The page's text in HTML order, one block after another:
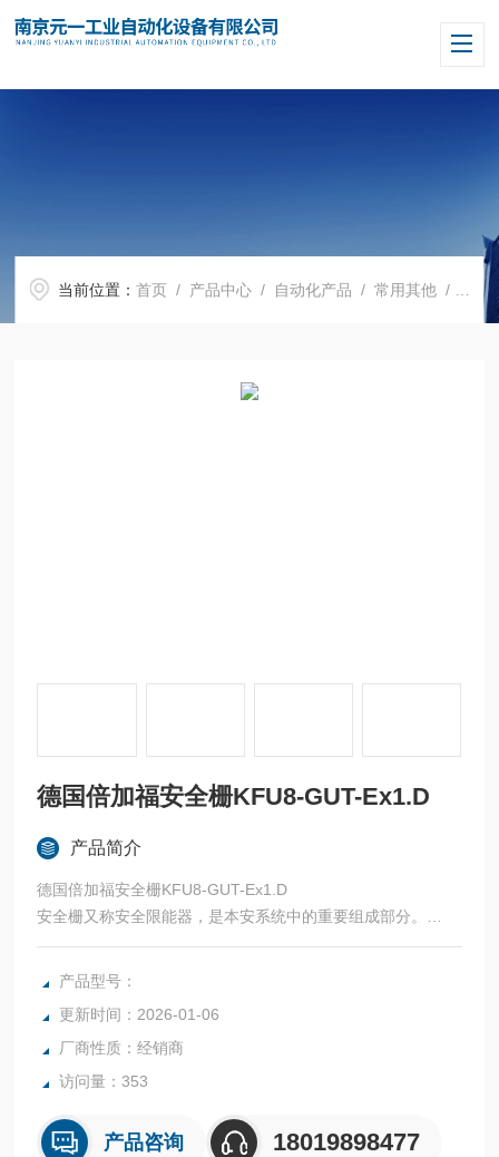
当前位置：首页 / 产品中心 / 自动化产品 /常用其他 / 德国倍加福安全栅KFU8-GUT-Ex1.D
德国倍加福安全栅KFU8-GUT-Ex1.D
产品简介
德国倍加福安全栅KFU8-GUT-Ex1.D
安全栅又称安全限能器，是本安系统中的重要组成部分。
安全栅的核心元件为齐纳二极管，限流电阻及快速熔断丝。
安全栅的主要功能为限流限压，保证现场仪表可得到的能量在
安全栅安装于安全场所，接收来自危险区的信号，输出安全信
号到安全区或危险区。
也就是说安全栅主要是起到安全作用的。它的安装一般要相关
产品型号：
更新时间：2026-01-06
厂商性质：经销商
访问量：353
产品咨询 18019898477